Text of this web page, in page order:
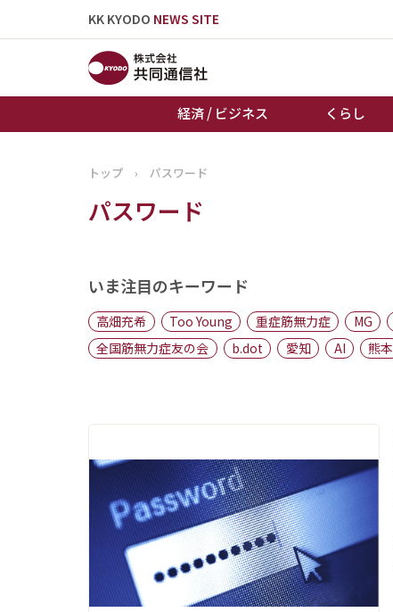
KK KYODO NEWS SITE
経済 / ビジネス くらし
トップページ
お知らせ
トップ › パスワード
パスワード
いま注目のキーワード
高畑充希 Too Young 重症筋無力症 MG
全国筋無力症友の会
b.dot 愛知 AI
熊本